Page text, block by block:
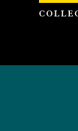
Cookies